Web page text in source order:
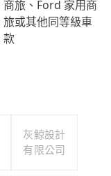
商旅、Ford 家用商
旅或其他同等級車
款
灰鯨設計
有限公司